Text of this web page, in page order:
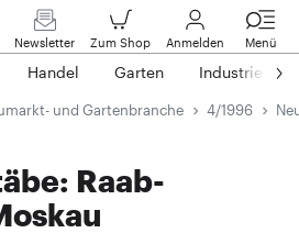
Newsletter Zum Shop Anmelden Menü
Handel Garten Industrie
und Gartenbranche 4/1996
Raab-